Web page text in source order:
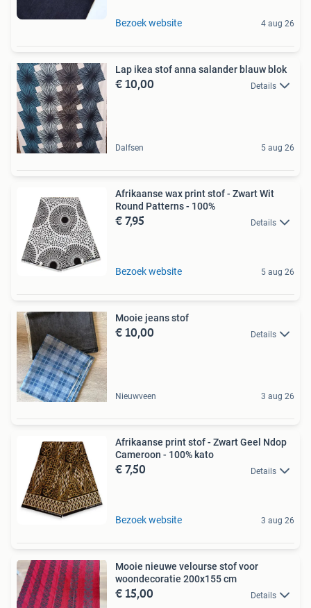
Bezoek website 4 aug 26
Lap ikea stof anna salander blauw blok
€ 10,00 Details
Dalfsen 5 aug 26
Afrikaanse wax print stof - Zwart Wit
Round Patterns - 100%
€ 7,95 Details
Bezoek website 5 aug 26
Mooie jeans stof
€ 10,00 Details
Nieuwveen 3 aug 26
Afrikaanse print stof - Zwart Geel Ndop
Cameroon - 100% kato
€ 7,50 Details
Bezoek website 3 aug 26
Mooie nieuwe velourse stof voor
woondecoratie 200x155 cm
€ 15,00 Details